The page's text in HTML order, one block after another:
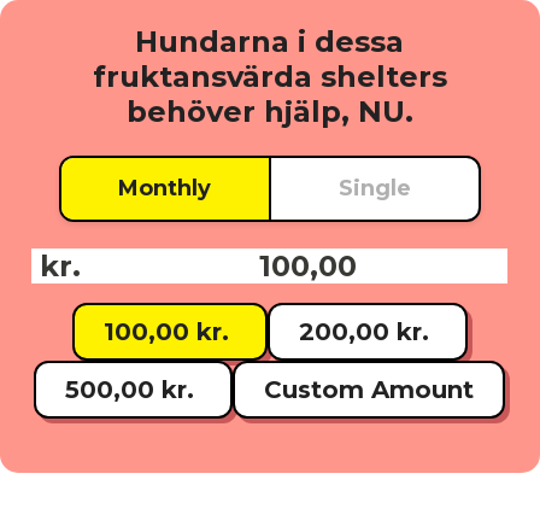
Hundarna i dessa
fruktansvärda shelters
behöver hjälp, NU.
Monthly Single
Donationsbelopp:
kr.
100,00 kr.
200,00 kr.
500,00 kr.
Custom Amount